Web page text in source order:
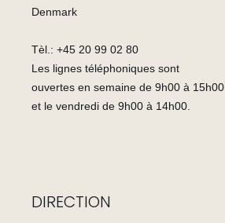
Denmark
Tèl.: +45 20 99 02 80
Les lignes téléphoniques sont
ouvertes en semaine de 9h00 à 15h00
et le vendredi de 9h00 à 14h00.
DIRECTION